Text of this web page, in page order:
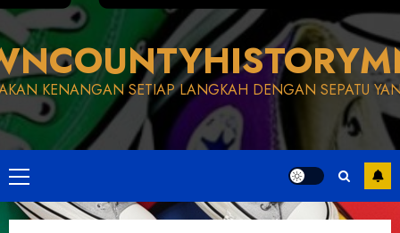
KENANGAN SETIAP LANGKAH DENGAN SEPATU
Primary
Menu